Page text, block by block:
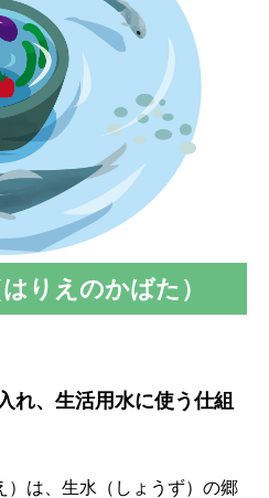
りえのかばた）
れ、生活用水に使う仕組
）は、⽣⽔（しょうず）の郷